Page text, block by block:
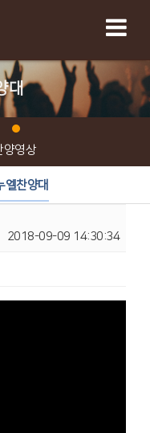
대
양영상
엘찬양대
2018-09-09 14:30:34